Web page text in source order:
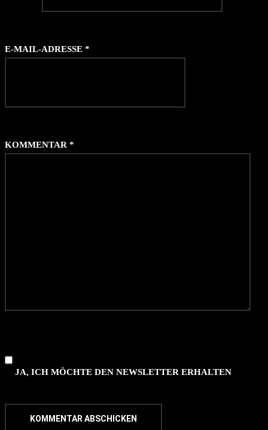
E-MAIL-ADRESSE *
KOMMENTAR *
JA, ICH MÖCHTE DEN NEWSLETTER ERHALTEN